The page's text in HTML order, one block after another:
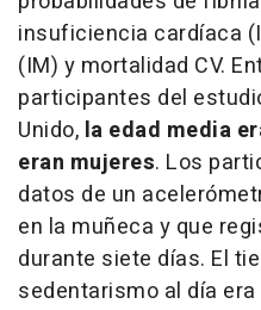
insuficiencia cardíaca
(IM) y mortalidad CV.
participantes del
Unido, la edad media
eran mujeres. Los
datos de un
en la muñeca y que
durante siete días. El
sedentarismo al día era